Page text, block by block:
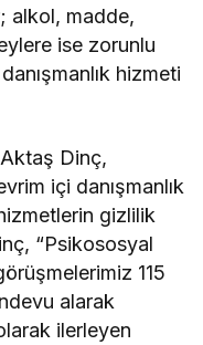
alkol, madde,
ise zorunlu
hizmeti
Aktaş Dinç,
içi danışmanlık
gizlilik
“Psikososyal
115
alarak
ilerleyen